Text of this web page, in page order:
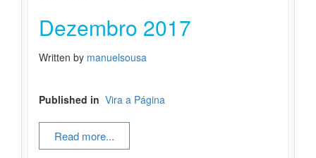
Dezembro 2017
Written by manuelsousa
Published in Vira a Página
Read more...